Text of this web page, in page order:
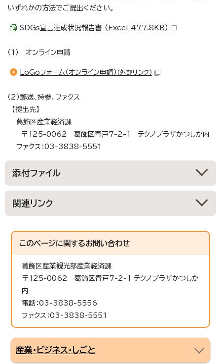
いずれかの方法でご提出ください。
SDGs宣言達成状況報告書 （Excel 477.8KB）
（1） オンライン申請
LoGoフォーム（オンライン申請） （外部リンク）
（2）郵送、持参、ファクス
【提出先】
葛飾区産業経済課
〒125-0062 葛飾区青戸7-2-1 テクノプラザかつしか内
ファクス：03-3838-5551
添付ファイル
関連リンク
このページに関するお問い合わせ
葛飾区産業観光部産業経済課
〒125-0062 葛飾区青戸7-2-1 テクノプラザかつしか
内
電話：03-3838-5556
ファクス：03-3838-5551
産業・ビジネス・しごと